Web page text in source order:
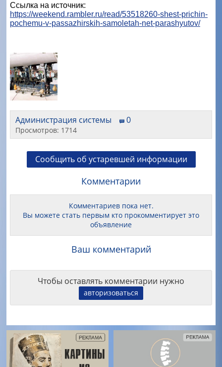
Ссылка на источник:
https://weekend.rambler.ru/read/53518260-shest-prichin-
pochemu-v-passazhirskih-samoletah-net-parashyutov/
Администрация системы 0
Просмотров: 1714
Сообщить об устаревшей информации
Комментарии
Комментариев пока нет.
Вы можете стать первым кто прокомментирует это
объявление
Ваш комментарий
Чтобы оставлять комментарии нужно
авторизоваться